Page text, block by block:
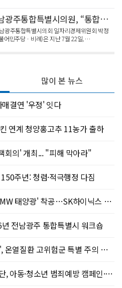
박정선 전남광주통합특별시의원, “통합특별시 노동ㆍ일자리 조례 제정으로 권익 보호와 상생 발전 계기 되길”
광주통합특별시의회 일자리경제위원회 박정
어민주당ㆍ비례)은 지난 7월 22일, …
결연 '우정' 잇다
연계 청양홍고추 11농가 출하
회의' 개최... "피해 막아라"
주년: 청렴·적극행정 다짐
태양광' 착공…SK하이닉스 공급
전남광주 통합특별시 워크숍
질환 고위험군 특별 주의 당부
청소년 범죄예방 캠페인·연합 아웃리치
많이 본 뉴스